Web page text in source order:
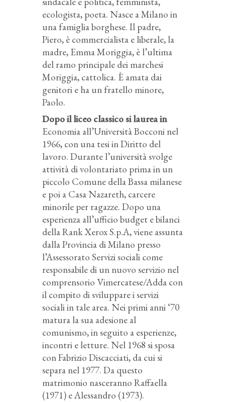
ecologista, poeta. Nasce a Milano in
una famiglia borghese. Il padre,
Piero, è commercialista e liberale, la
madre, Emma Moriggia, è l’ultima
del ramo principale dei marchesi
Moriggia, cattolica. È amata dai
genitori e ha un fratello minore,
Paolo.
Dopo il liceo classico si laurea in
Economia all’Università Bocconi nel
1966, con una tesi in Diritto del
lavoro. Durante l’università svolge
attività di volontariato prima in un
piccolo Comune della Bassa milanese
e poi a Casa Nazareth, carcere
minorile per ragazze. Dopo una
esperienza all’ufficio budget e bilanci
della Rank Xerox S.p.A, viene assunta
dalla Provincia di Milano presso
l’Assessorato Servizi sociali come
responsabile di un nuovo servizio nel
comprensorio Vimercatese/Adda con
il compito di sviluppare i servizi
sociali in tale area. Nei primi anni ‘70
matura la sua adesione al
comunismo, in seguito a esperienze,
incontri e letture. Nel 1968 si sposa
con Fabrizio Discacciati, da cui si
separa nel 1977. Da questo
matrimonio nasceranno Raffaella
(1971) e Alessandro (1973).